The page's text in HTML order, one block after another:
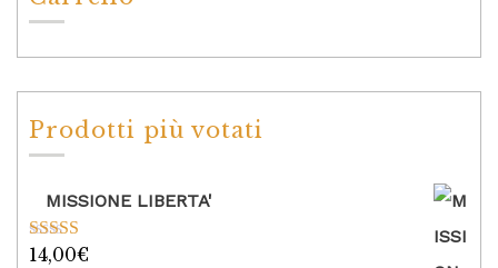
Prodotti più votati
MISSIONE LIBERTA'
Valutato
14,00€